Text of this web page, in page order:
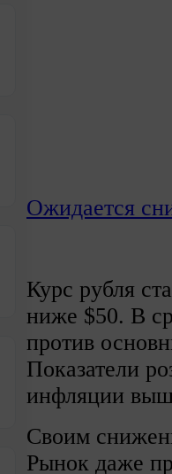
Ожидается
Курс рубля
ниже $50. В
против
Показатели
инфляции
Своим
Рынок даже